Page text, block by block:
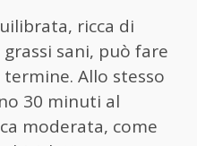
ricca di
sani, può fare
Allo stesso
30 minuti al
moderata, come